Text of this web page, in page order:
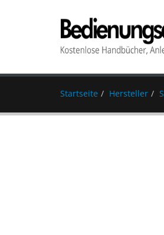
Startseite Hersteller